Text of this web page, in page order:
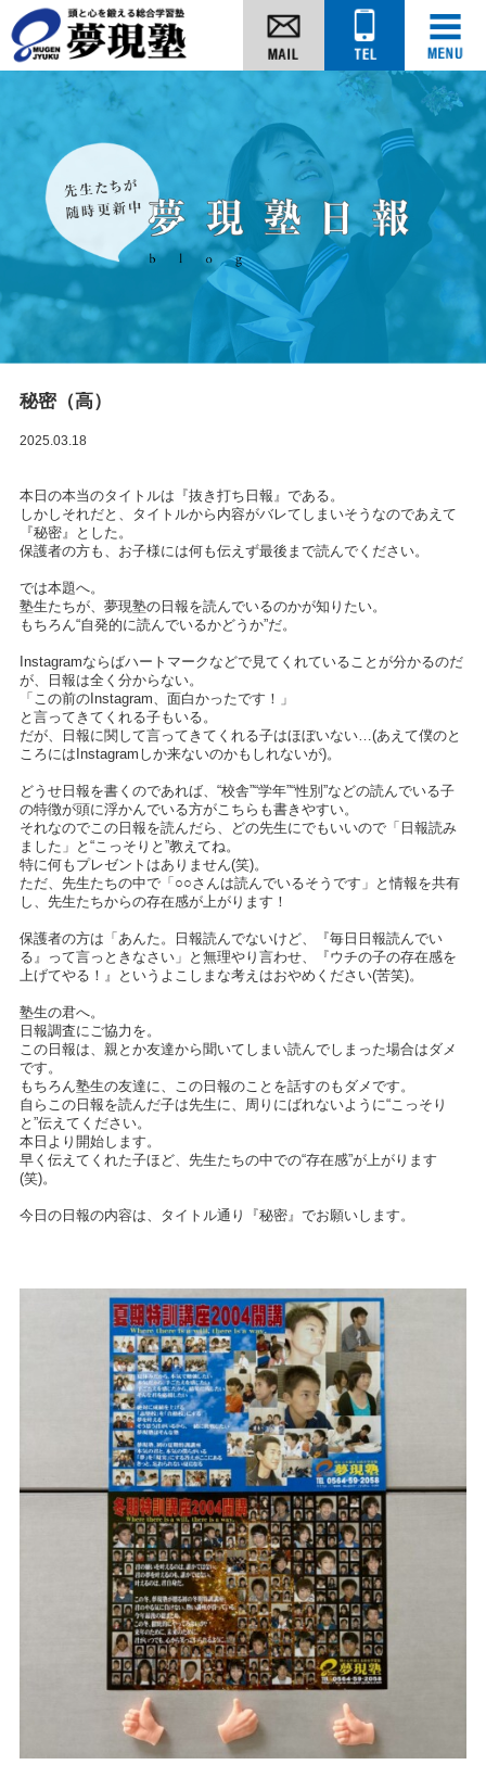
秘密（高）
2025.03.18
本日の本当のタイトルは『抜き打ち日報』である。
しかしそれだと、タイトルから内容がバレてしまいそうなのであえて
『秘密』とした。
保護者の方も、お子様には何も伝えず最後まで読んでください。
では本題へ。
塾生たちが、夢現塾の日報を読んでいるのかが知りたい。
もちろん“自発的に読んでいるかどうか”だ。
Instagramならばハートマークなどで見てくれていることが分かるのだ
が、日報は全く分からない。
「この前のInstagram、面白かったです！」
と言ってきてくれる子もいる。
だが、日報に関して言ってきてくれる子はほぼいない…(あえて僕のと
ころにはInstagramしか来ないのかもしれないが)。
どうせ日報を書くのであれば、“校舎”“学年”“性別”などの読んでいる子
の特徴が頭に浮かんでいる方がこちらも書きやすい。
それなのでこの日報を読んだら、どの先生にでもいいので「日報読み
ました」と“こっそりと”教えてね。
特に何もプレゼントはありません(笑)。
ただ、先生たちの中で「○○さんは読んでいるそうです」と情報を共有
し、先生たちからの存在感が上がります！
保護者の方は「あんた。日報読んでないけど、『毎日日報読んでい
る』って言っときなさい」と無理やり言わせ、『ウチの子の存在感を
上げてやる！』というよこしまな考えはおやめください(苦笑)。
塾生の君へ。
日報調査にご協力を。
この日報は、親とか友達から聞いてしまい読んでしまった場合はダメ
です。
もちろん塾生の友達に、この日報のことを話すのもダメです。
自らこの日報を読んだ子は先生に、周りにばれないように“こっそり
と”伝えてください。
本日より開始します。
早く伝えてくれた子ほど、先生たちの中での“存在感”が上がります
(笑)。
今日の日報の内容は、タイトル通り『秘密』でお願いします。